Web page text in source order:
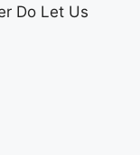
Do Let Us